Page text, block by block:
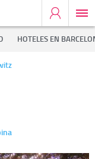
HOTELES EN